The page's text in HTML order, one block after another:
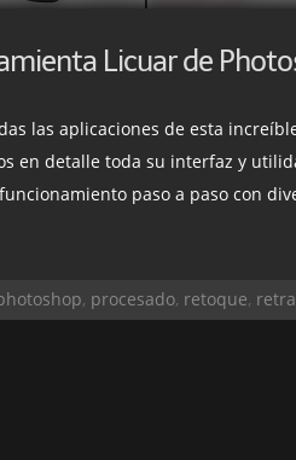
Licuar de
las aplicaciones de esta
en detalle toda su interfaz y
paso a paso con diversos
, procesado, retoque,